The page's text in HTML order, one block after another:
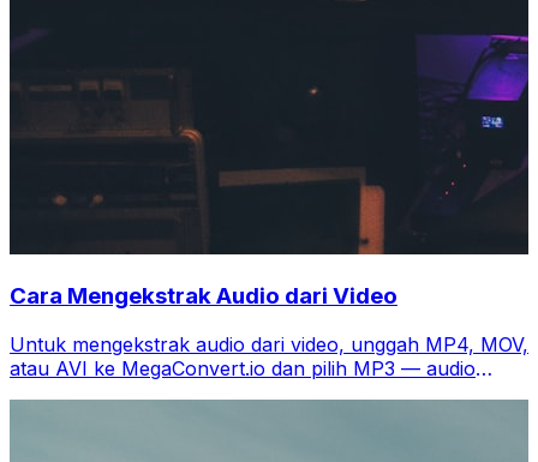
Cara Mengekstrak Audio dari Video
Untuk mengekstrak audio dari video, unggah MP4, MOV,
atau AVI ke MegaConvert.io dan pilih MP3 — audio